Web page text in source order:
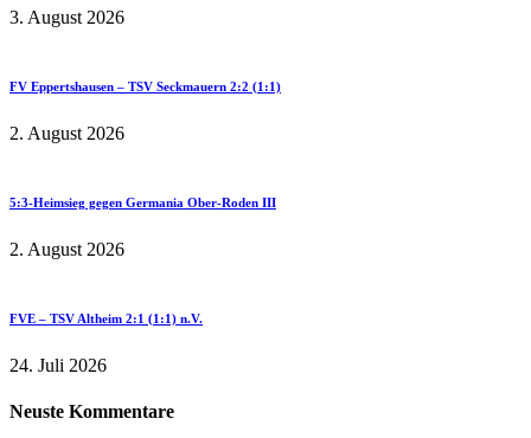
3. August 2026
FV Eppertshausen – TSV Seckmauern 2:2 (1:1)
2. August 2026
5:3-Heimsieg gegen Germania Ober-Roden III
2. August 2026
FVE – TSV Altheim 2:1 (1:1) n.V.
24. Juli 2026
Neuste Kommentare